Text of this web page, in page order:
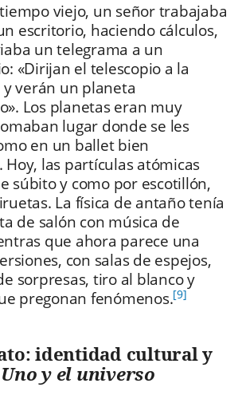
viejo, un señor trabajaba
escritorio, haciendo cálculos,
un telegrama a un
«Dirijan el telescopio a la
verán un planeta
Los planetas eran muy
lugar donde se les
en un ballet bien
Hoy, las partículas atómicas
súbito y como por escotillón,
La física de antaño tenía
de salón con música de
que ahora parece una
con salas de espejos,
sorpresas, tiro al blanco y
pregonan fenómenos.[9]
identidad cultural y
Uno y el universo